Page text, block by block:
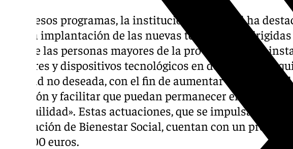
Entre esos programas, la institución provincial ha
por «la implantación de las nuevas tecnologías dirigidas
vida de las personas mayores de la provincia con la
sensores y dispositivos tecnológicos en domicilios de
soledad no deseada, con el fin de aumentar su
atención y facilitar que puedan permanecer en sus
tranquilidad». Estas actuaciones, que se impulsarán a
Delegación de Bienestar Social, cuentan con un
730.000 euros.